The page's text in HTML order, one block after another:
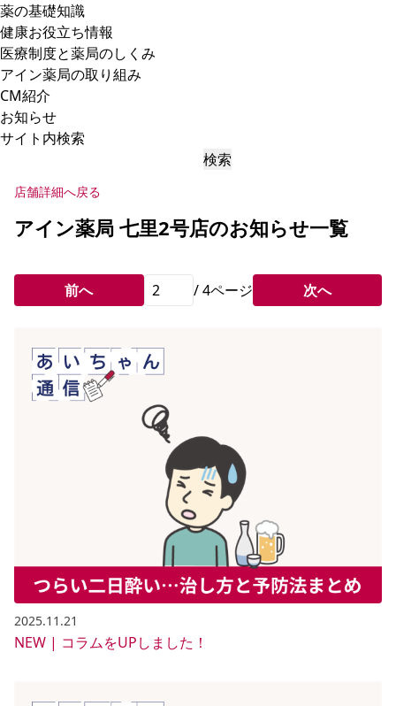
薬の基礎知識
健康お役立ち情報
医療制度と薬局のしくみ
アイン薬局の取り組み
CM紹介
お知らせ
サイト内検索
検索
店舗詳細へ戻る
アイン薬局 七里2号店のお知らせ一覧
前へ /4ページ 次へ
2025.11.21
NEW | コラムをUPしました！